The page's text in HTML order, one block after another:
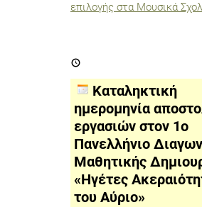
επιλογής στα Μουσικά
ημερομηνία
εργασιών
στον
Πανελλήνιο
Διαγωνισμό
Μαθητικής
Δημιουργίας
«Ηγέτες
Ακεραιότητας
του
Αύριο»
Καταληκτική
ημερομηνία
εργασιών στον 1ο
Πανελλήνιο
Μαθητικής
«Ηγέτες
του Αύριο»